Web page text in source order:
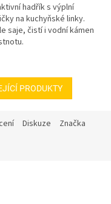
hadřík s výplní
na kuchyňské linky.
saje, čistí i vodní kámen
PRODUKTY
Diskuze Značka